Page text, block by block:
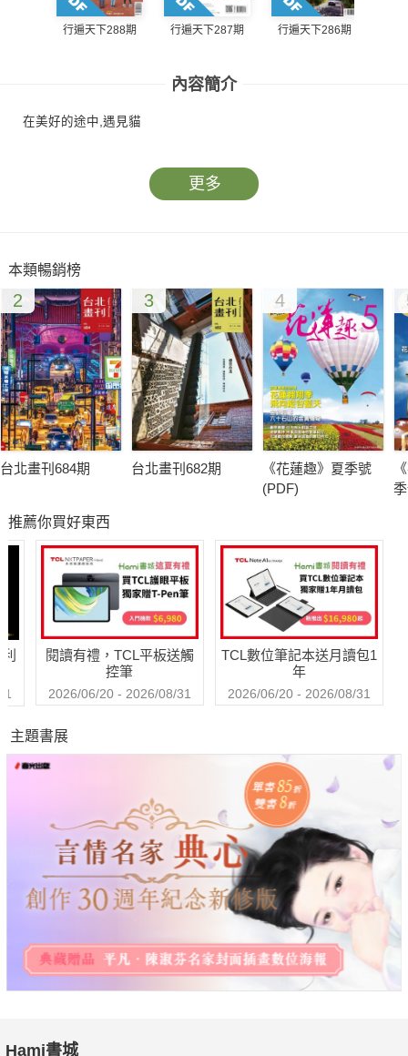
行遍天下288期 行遍天下287期 行遍天下286期
內容簡介
在美好的途中,遇見貓
更多
本類暢銷榜
2
台北畫刊684期
3
台北畫刊682期
4
《花蓮趣》夏季號
(PDF)
推薦你買好東西
閱讀有禮，TCL平板送觸
控筆
2026/06/20 - 2026/08/31
TCL數位筆記本送月讀包1
年
2026/06/20 - 2026/08/31
主題書展
Hami書城